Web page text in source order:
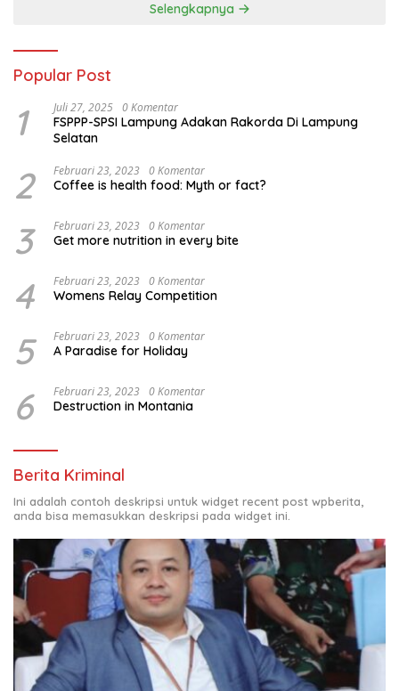
Selengkapnya
Popular Post
1 Juli 27, 2025 0 Komentar
FSPPP-SPSI Lampung Adakan Rakorda Di Lampung
Selatan
2 Februari 23, 2023 0 Komentar
Coffee is health food: Myth or fact?
3 Februari 23, 2023 0 Komentar
Get more nutrition in every bite
4 Februari 23, 2023 0 Komentar
Womens Relay Competition
5 Februari 23, 2023 0 Komentar
A Paradise for Holiday
6 Februari 23, 2023 0 Komentar
Destruction in Montania
Berita Kriminal
Ini adalah contoh deskripsi untuk widget recent post wpberita,
anda bisa memasukkan deskripsi pada widget ini.